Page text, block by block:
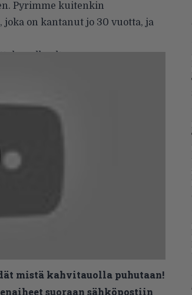
Pyrimme kuitenkin
on kantanut jo 30 vuotta, ja
alhaalta:
mistä kahvitauolla puhutaan!
suoraan sähköpostiin